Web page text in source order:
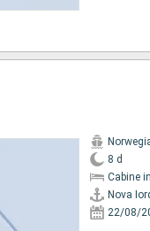
8 d
Cabine
Nova
22/08/